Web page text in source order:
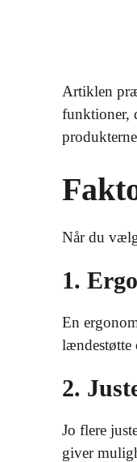
Artiklen
funktioner,
Når du
1.
En
lændestøtte
2.
Jo flere
giver